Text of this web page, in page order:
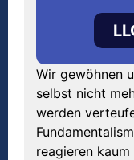
Wir gewöhnen
selbst nicht
werden
reagieren kaum